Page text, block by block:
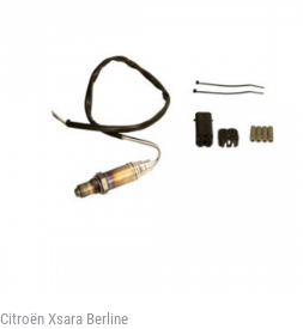
choisies
la
Citroën Xsara Berline